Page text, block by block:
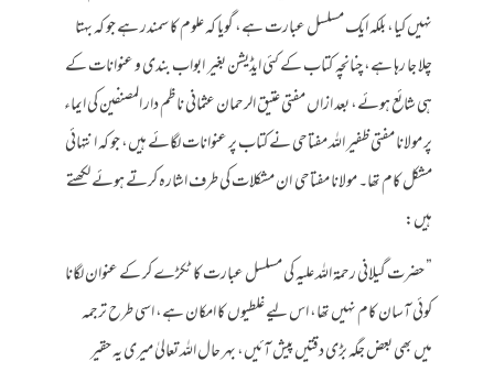
نہیں کیا، بلکہ ایک مسلسل عبارت ہے، گویا کہ علوم کا سمندر ہے جو کہ بہتا
چلا جا رہا ہے، چنانچہ کتاب کے کئی ایڈیشن بغیر ابواب بندی و عنوانات کے
ہی شائع ہوئے، بعد ازاں مفتی عتیق الرحمان عثمانی ناظم دار المصنفین کی ایماء
پر مولانا مفتی ظفیر اللہ مفتاحی نے کتاب پر عنوانات لگائے ہیں، جو کہ انتہائی
مشکل کام تھا۔ مولانا مفتاحی ان مشکلات کی طرف اشارہ کرتے ہوئے لکھتے
ہیں:
” حضرت گیلانی رحمۃ اللہ علیہ کی مسلسل عبارت کا ٹکڑے کر کے عنوان لگانا
کوئی آسان کام نہیں تھا، اس لیے غلطیوں کا امکان ہے، اسی طرح ترجمہ
میں بھی بعض جگہ بڑی دقتیں پیش آئیں، بہر حال اللہ تعالیٰ میری یہ حقیر